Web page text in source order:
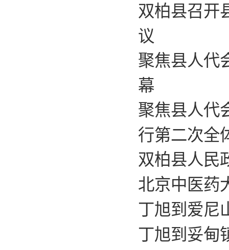
双柏县召开
议
聚焦县人代
幕
聚焦县人代
行第二次全
双柏县人民
北京中医药
丁旭到爱尼
丁旭到妥甸